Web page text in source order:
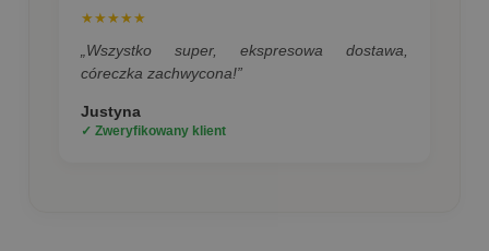
★★★★★
„Wszystko super, ekspresowa dostawa,
córeczka zachwycona!”
Justyna
✓ Zweryfikowany klient